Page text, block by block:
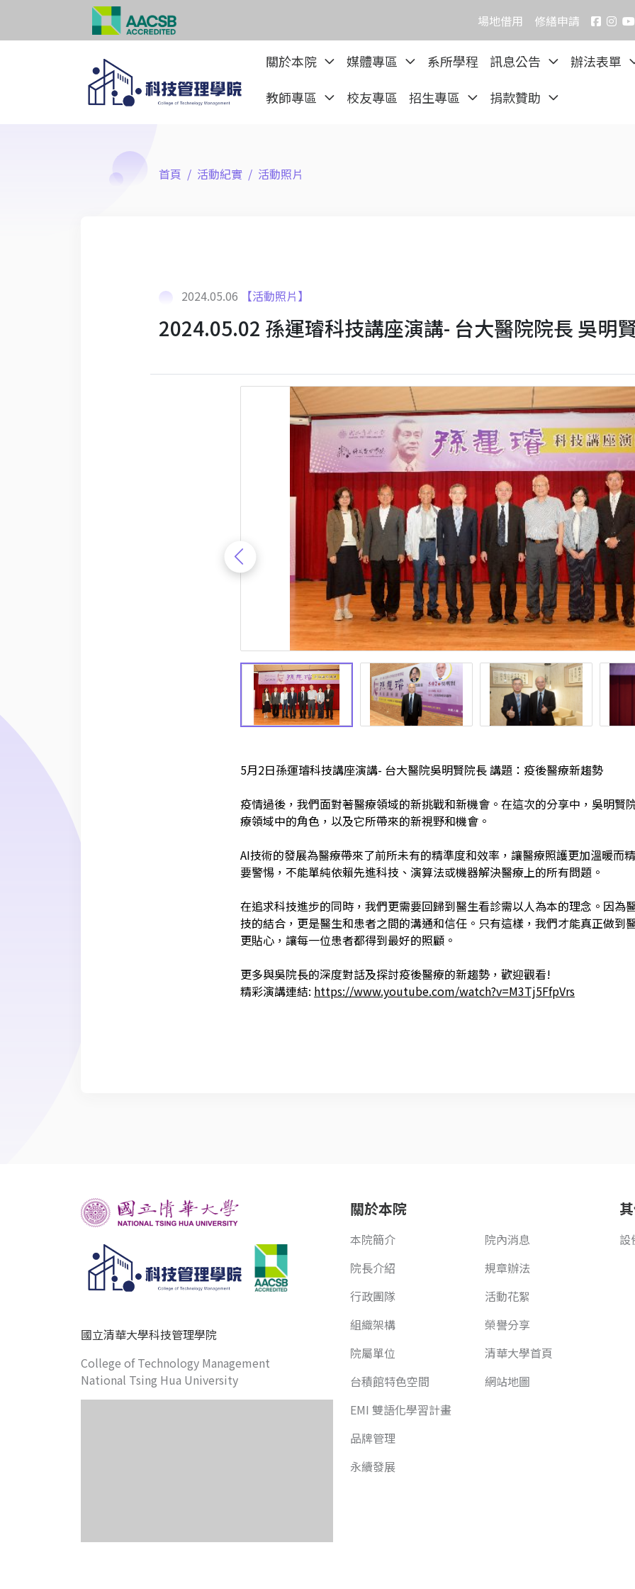
場地借用 修繕申請
關於本院 媒體專區 系所學程 訊息公告
辦法表單
教師專區
校友專區 招生專區 捐款贊助
首頁 活動紀實 活動照片
2024.05.06 【活動照片】
2024.05.02 孫運璿科技講座演講- 台大醫院院長 吳明
5月2日孫運璿科技講座演講- 台大醫院吳明賢院長 講題：疫後醫療新趨勢
疫情過後，我們面對著醫療領域的新挑戰和新機會。在這次的分享中，吳明賢
療領域中的角色，以及它所帶來的新視野和機會。
AI技術的發展為醫療帶來了前所未有的精準度和效率，讓醫療照護更加溫暖而
要警惕，不能單純依賴先進科技、演算法或機器解決醫療上的所有問題。
在追求科技進步的同時，我們更需要回歸到醫生看診需以人為本的理念。因為
技的結合，更是醫生和患者之間的溝通和信任。只有這樣，我們才能真正做到
更貼心，讓每一位患者都得到最好的照顧。
更多與吳院長的深度對話及探討疫後醫療的新趨勢，歡迎觀看!
精彩演講連結: https://www.youtube.com/watch?v=M3Tj5FfpVrs
國立清華大學科技管理學院
College of Technology Management
National Tsing Hua University
關於本院
本院簡介
院長介紹
行政團隊
組織架構
院屬單位
台積館特色空間
EMI 雙語化學習計畫
品牌管理
永續發展
院內消息
規章辦法
活動花絮
榮譽分享
清華大學首頁
網站地圖
設